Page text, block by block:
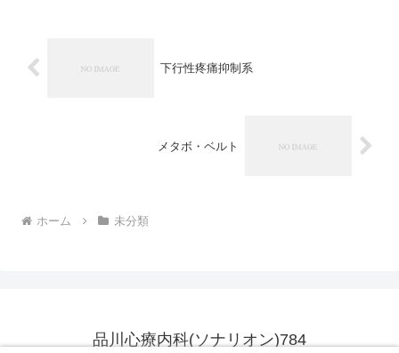
下行性疼痛抑制系
メタボ・ベルト
ホーム 未分類
品川心療内科(ソナリオン)784